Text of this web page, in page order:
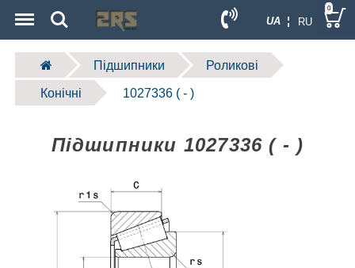
UA ¦ RU
Search 0
Підшипники Роликові
Конічні 1027336 ( - )
Підшипники 1027336 ( - )